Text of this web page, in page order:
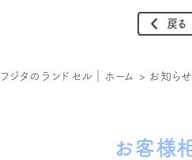
戻る
フジタのランドセル｜ホーム > お知らせ
お客様